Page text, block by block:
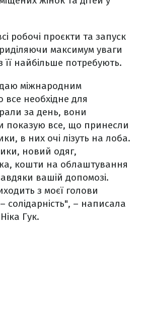
робочі проєкти та запуск
максимум уваги
її найбільше потребують.
міжнародним
необхідне для
за день, вони
показую все, що принесли
в них очі лізуть на лоба.
новий одяг,
кошти на облаштування
вашій допомозі.
з моєї голови
солідарність", – написала
Гук.